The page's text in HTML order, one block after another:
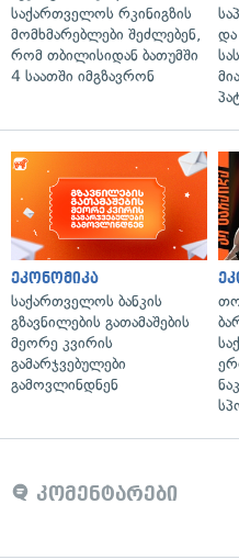
საქართველოს რკინიგზის
მომხმარებლები შეძლებენ,
რომ თბილისიდან ბათუმში
4 საათში იმგზავრონ
ეკონომიკა
საქართველოს ბანკის
გზავნილების გათამაშების
მეორე კვირის
გამარჯვებულები
გამოვლინდნენ
კომენტარები